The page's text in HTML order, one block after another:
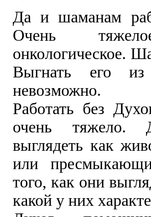
Да и шаманам
Очень
онкологическое.
Выгнать его из
невозможно.
Работать без
очень тяжело.
выглядеть как
или
того, как они
какой у них